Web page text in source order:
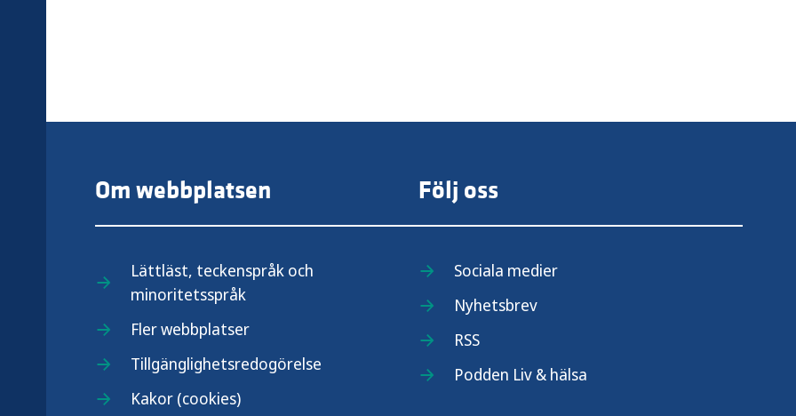
Om webbplatsen
Lättläst, teckenspråk och
minoritetsspråk
Fler webbplatser
Tillgänglighetsredogörelse
Kakor (cookies)
Följ oss
Sociala medier
Nyhetsbrev
RSS
Podden Liv & hälsa